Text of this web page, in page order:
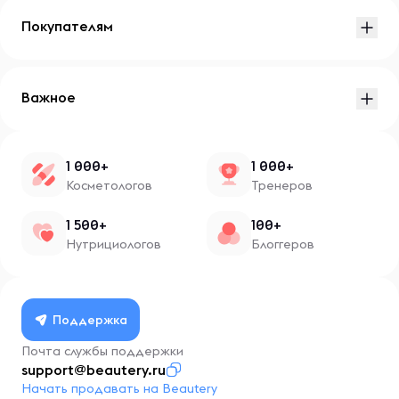
Покупателям
Важное
1 000+
Косметологов
1 000+
Тренеров
1 500+
Нутрициологов
100+
Блоггеров
Поддержка
Почта службы поддержки
support@beautery.ru
Начать продавать на Beautery